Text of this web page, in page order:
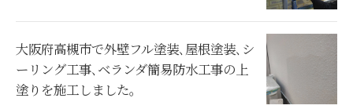
大阪府高槻市で外壁フル塗装､屋根塗装､シ
ーリング工事､ベランダ簡易防水工事の上
塗りを施工しました。